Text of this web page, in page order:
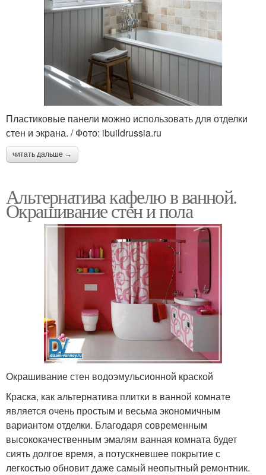
Пластиковые панели можно использовать для отделки
стен и экрана. / Фото: ibuildrussia.ru
читать дальше →
Альтернатива кафелю в ванной.
Окрашивание стен и пола
Окрашивание стен водоэмульсионной краской
Краска, как альтернатива плитки в ванной комнате
является очень простым и весьма экономичным
вариантом отделки. Благодаря современным
высококачественным эмалям ванная комната будет
сиять долгое время, а потускневшее покрытие с
легкостью обновит даже самый неопытный ремонтник.